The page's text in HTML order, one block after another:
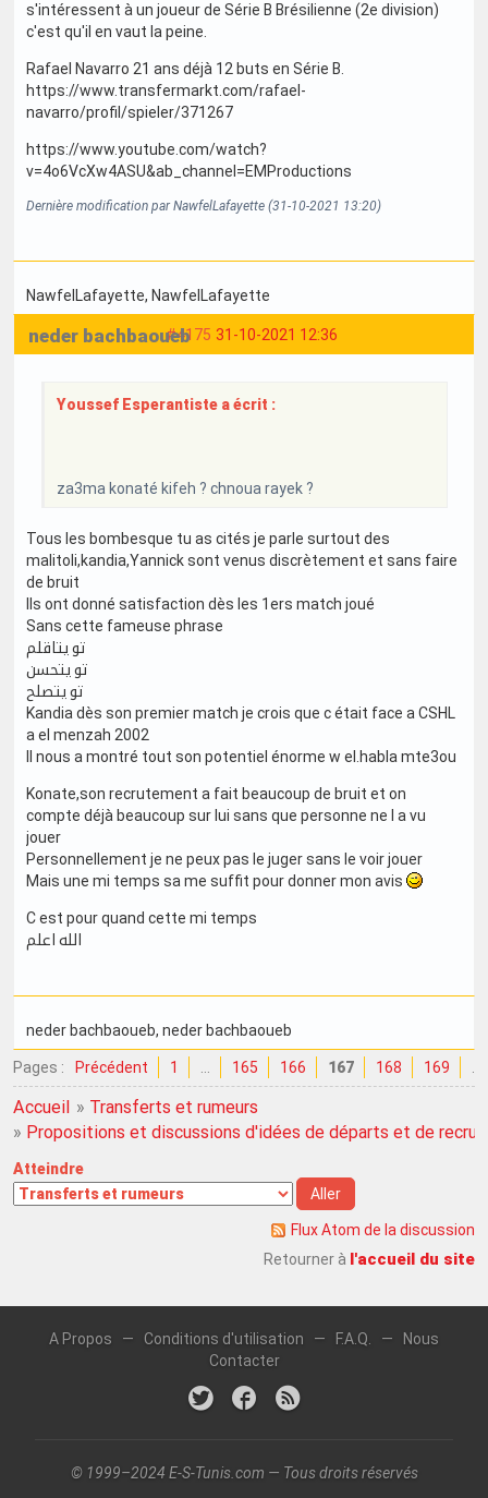
s'intéressent à un joueur de Série B Brésilienne (2e division)
c'est qu'il en vaut la peine.
Rafael Navarro 21 ans déjà 12 buts en Série B.
https://www.transfermarkt.com/rafael-
navarro/profil/spieler/371267
https://www.youtube.com/watch?
v=4o6VcXw4ASU&ab_channel=EMProductions
Dernière modification par NawfelLafayette (31-10-2021 13:20)
NawfelLafayette, NawfelLafayette
#4175 31-10-2021 12:36
neder bachbaoueb
Youssef Esperantiste a écrit :
za3ma konaté kifeh ? chnoua rayek ?
Tous les bombesque tu as cités je parle surtout des
malitoli,kandia,Yannick sont venus discrètement et sans faire
de bruit
Ils ont donné satisfaction dès les 1ers match joué
Sans cette fameuse phrase
تو يتاقلم
تو يتحسن
تو يتصلح
Kandia dès son premier match je crois que c était face a CSHL
a el menzah 2002
Il nous a montré tout son potentiel énorme w el.habla mte3ou
Konate,son recrutement a fait beaucoup de bruit et on
compte déjà beaucoup sur lui sans que personne ne l a vu
jouer
Personnellement je ne peux pas le juger sans le voir jouer
Mais une mi temps sa me suffit pour donner mon avis
C est pour quand cette mi temps
الله اعلم
neder bachbaoueb, neder bachbaoueb
Pages : Précédent 1 165 166 167 168 169
Accueil » Transferts et rumeurs
» Propositions et discussions d'idées de départs et de
Atteindre
Flux Atom de la discussion
Retourner à l'accueil du site
A Propos — Conditions d'utilisation — F.A.Q. —
Nous
Contacter
© 1999–2024 E-S-Tunis.com — Tous droits réservés